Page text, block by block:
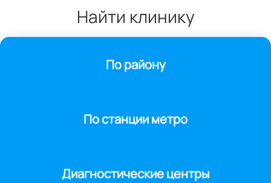
Найти клинику
По району
По станции метро
Диагностические центры